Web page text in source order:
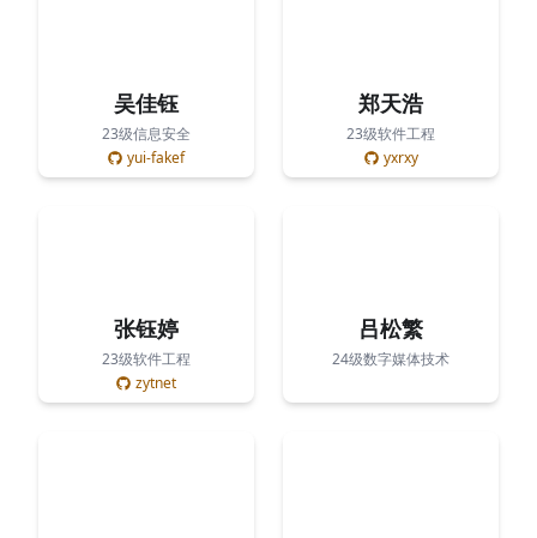
吴佳钰
23级信息安全
yui-fakef
郑天浩
23级软件工程
yxrxy
张钰婷
23级软件工程
zytnet
吕松繁
24级数字媒体技术